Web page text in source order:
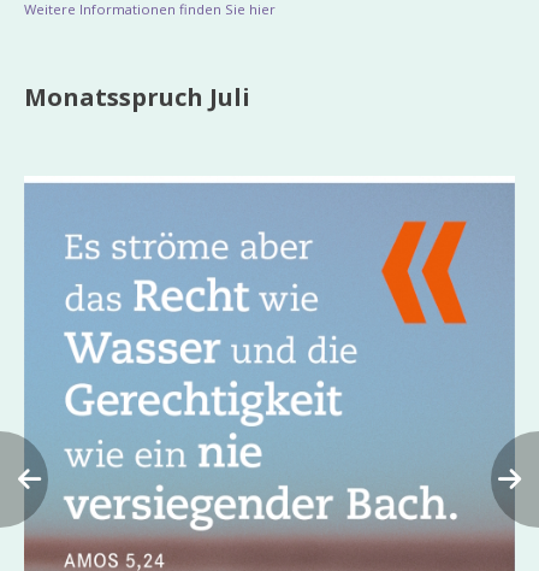
Weitere Informationen finden Sie hier
Monatsspruch Juli